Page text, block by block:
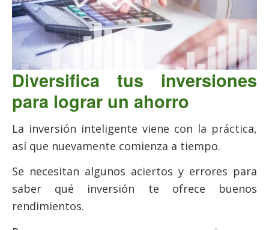
Diversifica tus inversiones
para lograr un ahorro
La inversión inteligente viene con la práctica,
así que nuevamente comienza a tiempo.
Se necesitan algunos aciertos y errores para
saber qué inversión te ofrece buenos
rendimientos.